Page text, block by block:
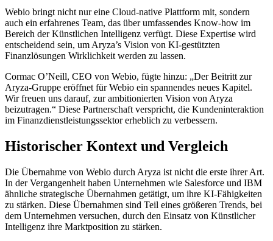
Webio bringt nicht nur eine Cloud-native Plattform mit, sondern
auch ein erfahrenes Team, das über umfassendes Know-how im
Bereich der Künstlichen Intelligenz verfügt. Diese Expertise wird
entscheidend sein, um Aryza’s Vision von KI-gestützten
Finanzlösungen Wirklichkeit werden zu lassen.
Cormac O’Neill, CEO von Webio, fügte hinzu: „Der Beitritt zur
Aryza-Gruppe eröffnet für Webio ein spannendes neues Kapitel.
Wir freuen uns darauf, zur ambitionierten Vision von Aryza
beizutragen.“ Diese Partnerschaft verspricht, die Kundeninteraktion
im Finanzdienstleistungssektor erheblich zu verbessern.
Historischer Kontext und Vergleich
Die Übernahme von Webio durch Aryza ist nicht die erste ihrer Art.
In der Vergangenheit haben Unternehmen wie Salesforce und IBM
ähnliche strategische Übernahmen getätigt, um ihre KI-Fähigkeiten
zu stärken. Diese Übernahmen sind Teil eines größeren Trends, bei
dem Unternehmen versuchen, durch den Einsatz von Künstlicher
Intelligenz ihre Marktposition zu stärken.